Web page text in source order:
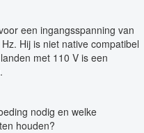
een ingangsspanning van
Hij is niet native compatibel
met 110 V is een
nodig en welke
houden?